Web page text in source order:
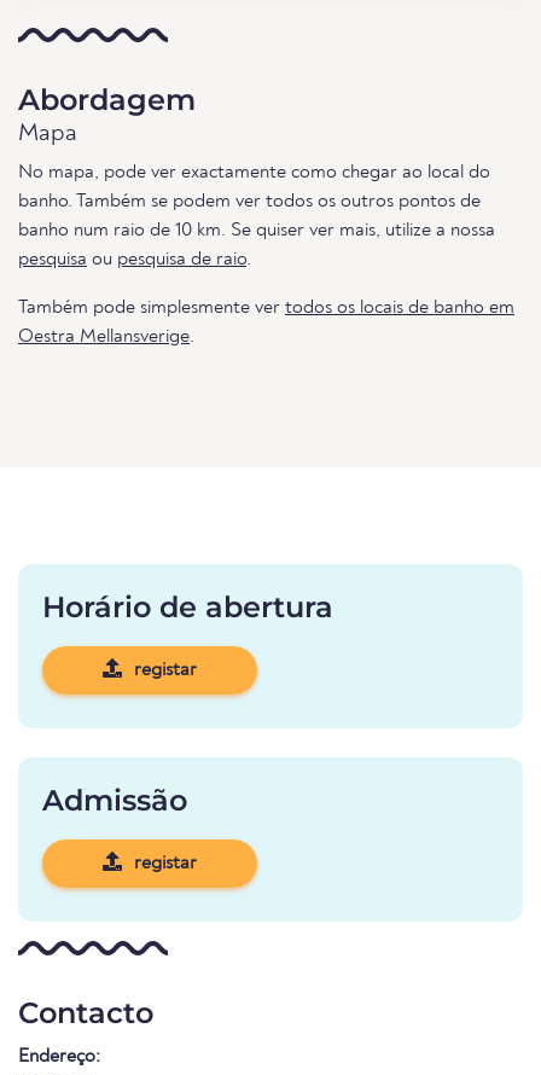
Abordagem
Mapa
No mapa, pode ver exactamente como chegar ao local do
banho. Também se podem ver todos os outros pontos de
banho num raio de 10 km. Se quiser ver mais, utilize a nossa
pesquisa ou pesquisa de raio.
Também pode simplesmente ver todos os locais de banho em
Oestra Mellansverige.
Horário de abertura
registar
Admissão
registar
Contacto
Endereço: